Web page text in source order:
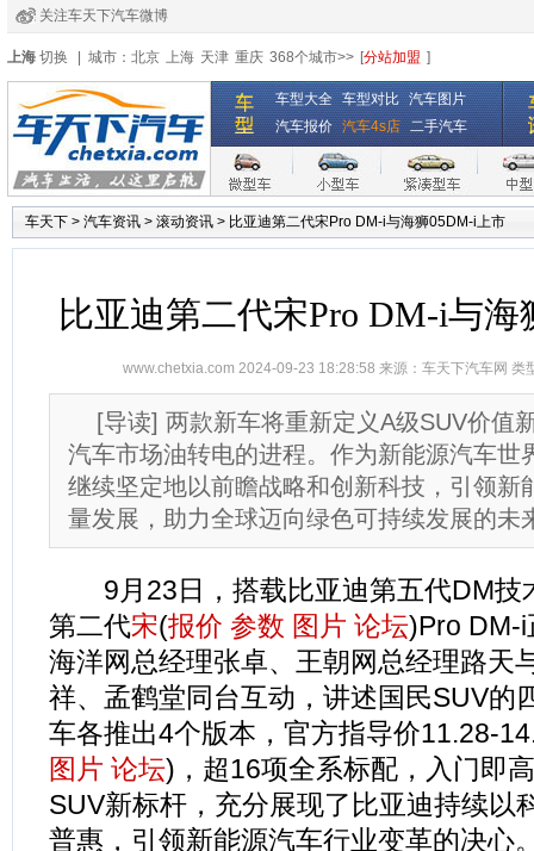
关注车天下汽车微博
经销商登录
注册 全国4s店
上海 切换 城市： 北京 上海 天津 重庆 368个城市>> [分站加盟 ]
车型大全 车型对比 汽车图片
汽车报价 汽车4s店 二手汽车
车天下 > 汽车资讯 > 滚动资讯 > 比亚迪第二代宋Pro DM-i与海狮05DM-i上市
比亚迪第二代宋Pro DM-i与
www.chetxia.com 2024-09-23 18:28:58 来源： 车天下汽车网 类
[导读] 两款新车将重新定义A级SUV价值
汽车市场油转电的进程。作为新能源汽车世
继续坚定地以前瞻战略和创新科技，引领新
量发展，助力全球迈向绿色可持续发展的未
9月23日，搭载比亚迪第五代DM技
第二代宋(报价 参数 图片 论坛)Pro DM-
海洋网总经理张卓、王朝网总经理路天
祥、孟鹤堂同台互动，讲述国民SUV的
车各推出4个版本，官方指导价11.28-
图片 论坛)，超16项全系标配，入门即
SUV新标杆，充分展现了比亚迪持续以
普惠，引领新能源汽车行业变革的决心